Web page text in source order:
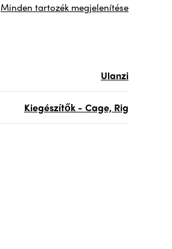
Minden tartozék megjelenítése
Ulanzi
Kiegészítők - Cage, Rig